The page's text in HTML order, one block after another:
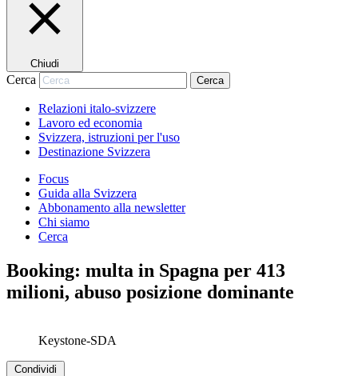
Chiudi
Cerca Cerca
Relazioni italo-svizzere
Lavoro ed economia
Svizzera, istruzioni per l'uso
Destinazione Svizzera
Focus
Guida alla Svizzera
Abbonamento alla newsletter
Chi siamo
Cerca
Booking: multa in Spagna per 413
milioni, abuso posizione dominante
Keystone-SDA
Condividi